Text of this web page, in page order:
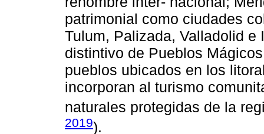
patrimonial como ciudades
Tulum, Palizada, Valladolid
distintivo de Pueblos
pueblos ubicados en los
incorporan al turismo
naturales protegidas de la
2019).